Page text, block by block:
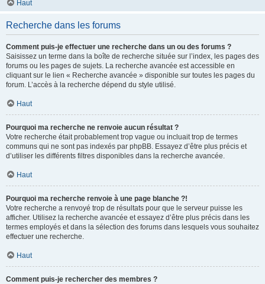
Haut
Recherche dans les forums
Comment puis-je effectuer une recherche dans un ou des forums ?
Saisissez un terme dans la boîte de recherche située sur l’index, les pages des
forums ou les pages de sujets. La recherche avancée est accessible en
cliquant sur le lien « Recherche avancée » disponible sur toutes les pages du
forum. L’accès à la recherche dépend du style utilisé.
Haut
Pourquoi ma recherche ne renvoie aucun résultat ?
Votre recherche était probablement trop vague ou incluait trop de termes
communs qui ne sont pas indexés par phpBB. Essayez d’être plus précis et
d’utiliser les différents filtres disponibles dans la recherche avancée.
Haut
Pourquoi ma recherche renvoie à une page blanche ?!
Votre recherche a renvoyé trop de résultats pour que le serveur puisse les
afficher. Utilisez la recherche avancée et essayez d’être plus précis dans les
termes employés et dans la sélection des forums dans lesquels vous souhaitez
effectuer une recherche.
Haut
Comment puis-je rechercher des membres ?